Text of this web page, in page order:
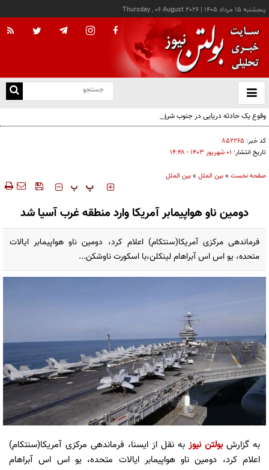
پنجشنبه ۱۵ مرداد ۱۴۰۵ |
Thursday , 06 August 2026
باز
و
وقوع یک حادثه دریایی در جنوب شرق عدن
کد خبر: ۸۵۲۲۶۵
تاریخ انتشار: ۰۱ شهريور ۱۴۰۳ - ۱۴:۴۸
صفحه نخست »بین الملل »بین الملل
‍‍‍ پ پ
دومین ناو هواپیمابر آمریکا وارد منطقه غرب آسیا شد
فرماندهی مرکزی آمریکا(سنتکام) اعلام کرد، دومین ناو هواپیمابر ایالات
متحده، یو اس اس آبراهام لینکلن،با اسکورت ناوشکن‌...
به گزارشبولتن نیوز به نقل از ایسنا، فرماندهی مرکزی آمریکا(سنتکام)
اعلام کرد، دومین ناو هواپیمابر ایالات متحده، یو اس اس آبراهام